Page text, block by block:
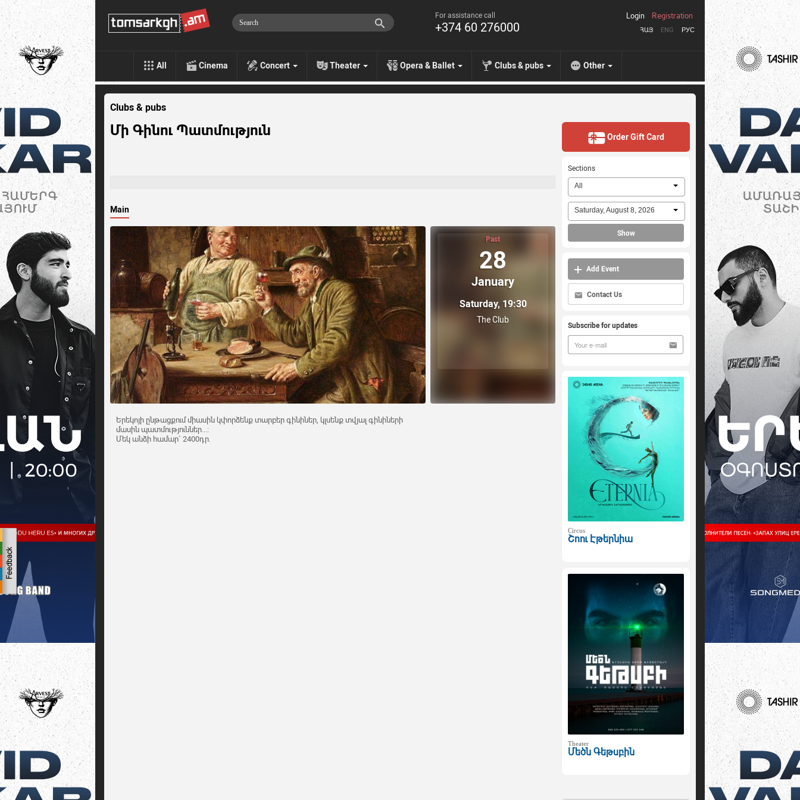
For assistance call
+374 60 276000 ՀԱՅ ENG РУС
Login Registration
All Cinema Concert Theater Opera & Ballet Clubs & pubs Other
Clubs & pubs
Մի Գինու Պատմություն
Main
Past
28
January
Saturday, 19:30
The Club
Երեկոյի ընթացքում միասին կփորձենք տարբեր գինիներ, կլսենք տվյալ գինիների
մասին պատմություններ...:
Մեկ անձի համար` 2400դր.
Order Gift Card
Sections
All
Saturday, August 8, 2026
Show
Add Event
Contact Us
Subscribe for updates
Circus
Շոու Էթերնիա
Theater
Մեծն Գեթսբին